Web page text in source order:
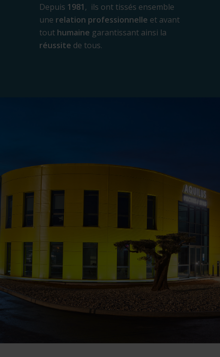
Depuis 1981, ils ont tissés ensemble
une relation professionnelle et avant
tout humaine garantissant ainsi la
réussite de tous.